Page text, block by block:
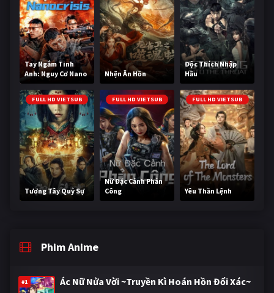
Tay Ngắm Tinh
Anh: Nguy Cơ Nano
Nhện Ăn Hồn
Độc Thích Nhập
Hầu
FULL HD VIETSUB
Tương Tây Quỷ Sự
FULL HD VIETSUB
Nữ Đặc Cảnh Phản
Công
FULL HD VIETSUB
Yêu Thần Lệnh
Phim Anime
#1 Ác Nữ Nửa Vời ~Truyền Kì Hoán Hồn Đổi Xác~